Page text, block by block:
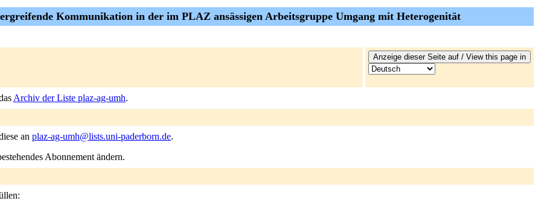
Kommunikation in der im PLAZ ansässigen Arbeitsgruppe Umgang mit Heterogenität
Archiv der Liste plaz-ag-umh.
an plaz-ag-umh@lists.uni-paderborn.de.
Abonnement ändern.